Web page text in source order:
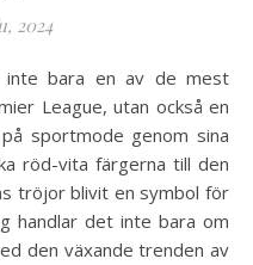
2024
League, utan också en
sportmode genom sina
röd-vita färgerna till den
tröjor blivit en symbol för
handlar det inte bara om
den växande trenden av